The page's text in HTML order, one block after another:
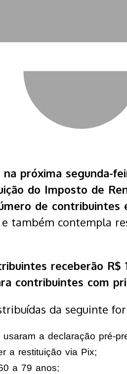
próxima segunda-
do Imposto de
de contribuintes
também contempla
receberão R$
contribuintes com
da seguinte
a declaração pré-
a restituição via Pix;
a 79 anos;